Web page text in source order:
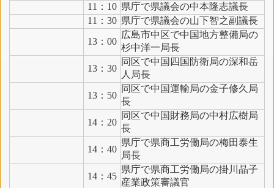
11：10 県庁で県議会の中本隆志議長
11：30 県庁で県議会の山下智之副議長
13：00
広島市中区で中国地方整備局の
杉中洋一局長
13：30
同区で中国四国防衛局の深和岳
人局長
13：50
同区で中国運輸局の金子修久局
長
14：20
同区で中国財務局の中村広樹局
長
14：40
県庁で県商工労働局の梅田泰生
局長
14：45
県庁で県商工労働局の掛川晶子
産業政策審議官